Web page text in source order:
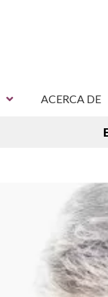
ACERCA DE